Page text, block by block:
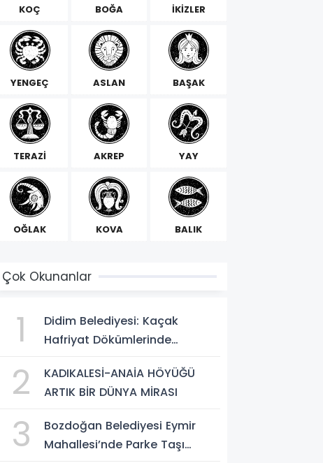
KOÇ BOĞA İKİZLER
YENGEÇ ASLAN BAŞAK
TERAZİ AKREP YAY
OĞLAK KOVA BALIK
Çok Okunanlar
1
Didim Belediyesi: Kaçak
Hafriyat Dökümlerinde
Firmalar Tespit Edildi
2
KADIKALESİ-ANAİA HÖYÜĞÜ
ARTIK BİR DÜNYA MİRASI
3
Bozdoğan Belediyesi Eymir
Mahallesi’nde Parke Taşı